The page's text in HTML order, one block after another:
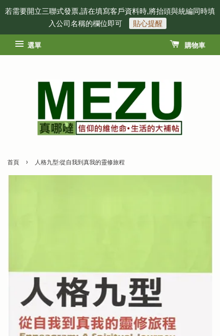
若需要開立三聯式發票,請在填寫客戶資料時,將抬頭與統編同時填
入公司名稱的欄位即可
貼心提醒
選單 購物車
首頁 › 人格九型:從自我到真我的靈修旅程